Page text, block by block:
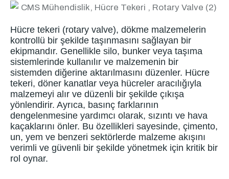
Hücre tekeri (rotary valve), dökme malzemelerin
kontrollü bir şekilde taşınmasını sağlayan bir
ekipmandır. Genellikle silo, bunker veya taşıma
sistemlerinde kullanılır ve malzemenin bir
sistemden diğerine aktarılmasını düzenler. Hücre
tekeri, döner kanatlar veya hücreler aracılığıyla
malzemeyi alır ve düzenli bir şekilde çıkışa
yönlendirir. Ayrıca, basınç farklarının
dengelenmesine yardımcı olarak, sızıntı ve hava
kaçaklarını önler. Bu özellikleri sayesinde, çimento,
un, yem ve benzeri sektörlerde malzeme akışını
verimli ve güvenli bir şekilde yönetmek için kritik bir
rol oynar.